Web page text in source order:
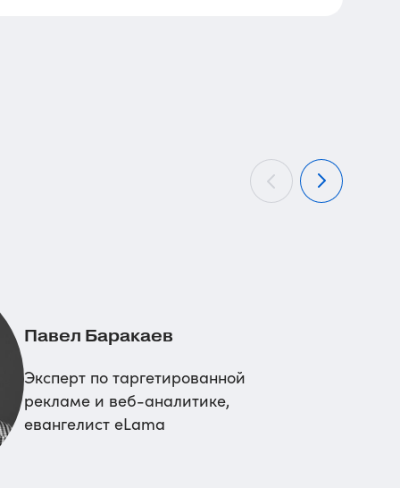
Павел Баракаев
Эксперт по таргетированной
рекламе и веб-аналитике,
евангелист eLama